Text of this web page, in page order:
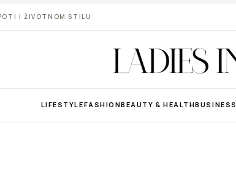
I ŽIVOTNOM STILU
LIFESTYLEFASHIONBEAUTY & HEALTHBUSINESS